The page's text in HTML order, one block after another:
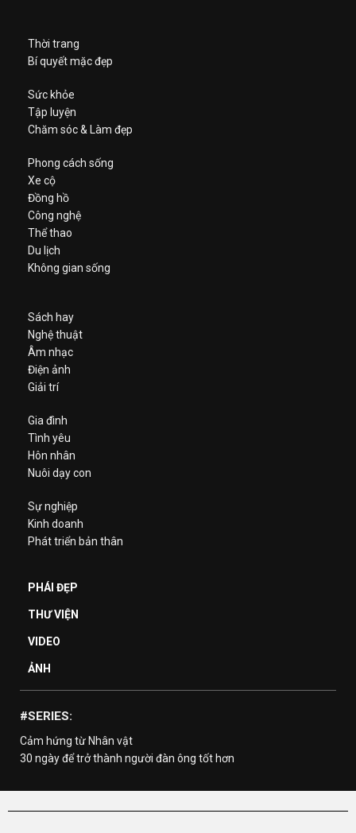
Thời trang
Bí quyết mặc đẹp
Sức khỏe
Tập luyện
Chăm sóc & Làm đẹp
Phong cách sống
Xe cộ
Đồng hồ
Công nghệ
Thể thao
Du lịch
Không gian sống
Sách hay
Nghệ thuật
Âm nhạc
Điện ảnh
Giải trí
Gia đình
Tình yêu
Hôn nhân
Nuôi dạy con
Sự nghiệp
Kinh doanh
Phát triển bản thân
PHÁI ĐẸP
THƯ VIỆN
VIDEO
ẢNH
#SERIES:
Cảm hứng từ Nhân vật
30 ngày để trở thành người đàn ông tốt hơn